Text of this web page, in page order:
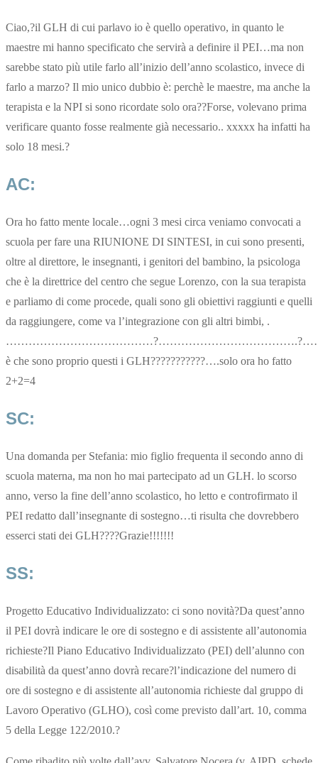
Ciao,?il GLH di cui parlavo io è quello operativo, in quanto le
maestre mi hanno specificato che servirà a definire il PEI…ma non
sarebbe stato più utile farlo all’inizio dell’anno scolastico, invece di
farlo a marzo? Il mio unico dubbio è: perchè le maestre, ma anche la
terapista e la NPI si sono ricordate solo ora??Forse, volevano prima
verificare quanto fosse realmente già necessario.. xxxxx ha infatti ha
solo 18 mesi.?
AC:
Ora ho fatto mente locale…ogni 3 mesi circa veniamo convocati a
scuola per fare una RIUNIONE DI SINTESI, in cui sono presenti,
oltre al direttore, le insegnanti, i genitori del bambino, la psicologa
che è la direttrice del centro che segue Lorenzo, con la sua terapista
e parliamo di come procede, quali sono gli obiettivi raggiunti e quelli
da raggiungere, come va l’integrazione con gli altri bimbi, .
è che sono proprio questi i GLH???????????….solo ora ho fatto
2+2=4
SC:
Una domanda per Stefania: mio figlio frequenta il secondo anno di
scuola materna, ma non ho mai partecipato ad un GLH. lo scorso
anno, verso la fine dell’anno scolastico, ho letto e controfirmato il
PEI redatto dall’insegnante di sostegno…ti risulta che dovrebbero
esserci stati dei GLH????Grazie!!!!!!!
SS:
Progetto Educativo Individualizzato: ci sono novità?Da quest’anno
il PEI dovrà indicare le ore di sostegno e di assistente all’autonomia
richieste?Il Piano Educativo Individualizzato (PEI) dell’alunno con
disabilità da quest’anno dovrà recare?l’indicazione del numero di
ore di sostegno e di assistente all’autonomia richieste dal gruppo di
Lavoro Operativo (GLHO), così come previsto dall’art. 10, comma
5 della Legge 122/2010.?